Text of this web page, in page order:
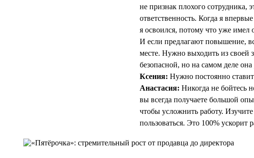
не признак плохого сотрудника,
ответственность. Когда я
я освоился, потому что уже имел
И если предлагают повышение,
месте. Нужно выходить из своей
безопасной, но на самом деле
Ксения: Нужно постоянно
Анастасия: Никогда не бойтесь
вы всегда получаете большой
чтобы усложнить работу.
пользоваться. Это 100% ускорит